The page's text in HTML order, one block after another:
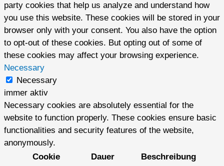
party cookies that help us analyze and understand how
you use this website. These cookies will be stored in your
browser only with your consent. You also have the option
to opt-out of these cookies. But opting out of some of
these cookies may affect your browsing experience.
Necessary
Necessary
immer aktiv
Necessary cookies are absolutely essential for the
website to function properly. These cookies ensure basic
functionalities and security features of the website,
anonymously.
Cookie
Dauer Beschreibung